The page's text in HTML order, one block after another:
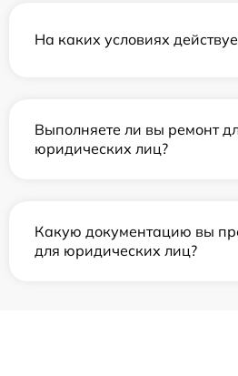
На каких условиях
Выполняете ли вы ремонт
юридических лиц?
Какую документацию вы
для юридических лиц?